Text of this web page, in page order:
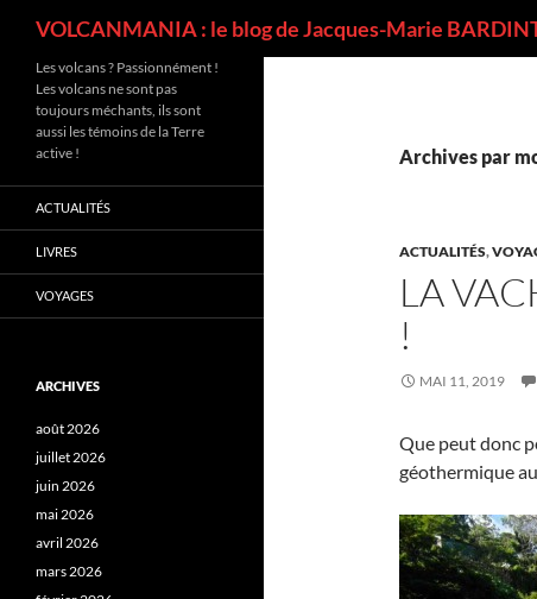
VOLCANMANIA : le blog de Jacques-Marie
Archives par
ACTUALITÉS,
LA
!
MAI 11, 2019
Que peut donc
géothermique
Les volcans ? Passionnément !
Les volcans ne sont pas
toujours méchants, ils sont
aussi les témoins de la Terre
active !
ACTUALITÉS
LIVRES
VOYAGES
ARCHIVES
août 2026
juillet 2026
juin 2026
mai 2026
avril 2026
mars 2026